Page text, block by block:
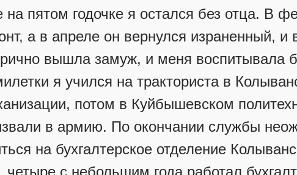
на пятом годочке я остался без отца. В
а в апреле он вернулся израненный, и
вышла замуж, и меня воспитывала
я учился на тракториста в
потом в Куйбышевском
в армию. По окончании службы
на бухгалтерское отделение
четыре с небольшим года работал